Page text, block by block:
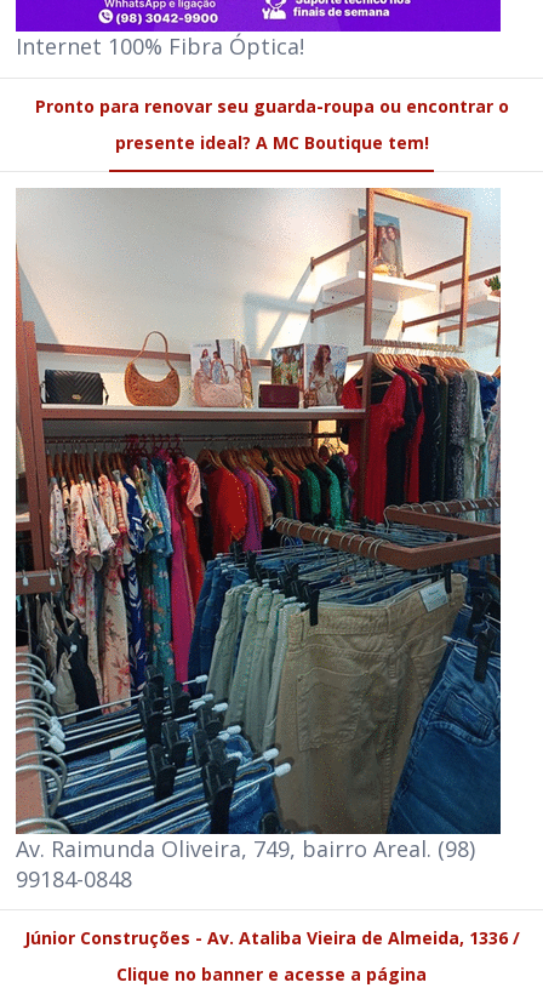
Internet 100% Fibra Óptica!
Pronto para renovar seu guarda-roupa ou encontrar o
presente ideal? A MC Boutique tem!
Av. Raimunda Oliveira, 749, bairro Areal. (98)
99184-0848
Júnior Construções - Av. Ataliba Vieira de Almeida, 1336 /
Clique no banner e acesse a página